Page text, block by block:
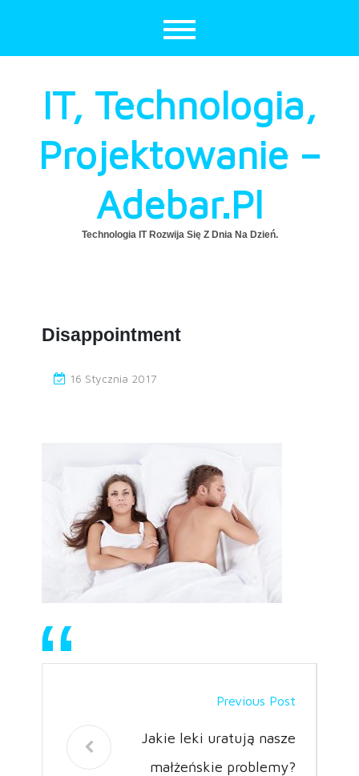
IT, Technologia,
Projektowanie –
Adebar.pl
Technologia IT Rozwija Się Z Dnia Na Dzień.
Disappointment
16 Stycznia 2017
Previous Post
Jakie leki uratują nasze
małżeńskie problemy?